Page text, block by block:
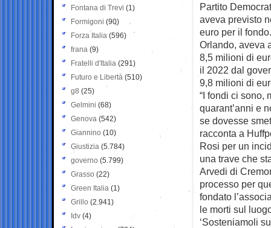
Partito
aveva previsto
euro per il
Orlando, aveva
8,5 milioni di
il 2022 dal
9,8 milioni di
“I fondi ci sono,
quarant’anni e
se dovesse
racconta a
Rosi per un
una trave che
Arvedi di
processo per
fondato
le morti sul
‘Sosteniamoli
Fontana di Trevi (1)
Formigoni (90)
Forza Italia (596)
frana (9)
Fratelli d'Italia (291)
Futuro e Libertà (510)
g8 (25)
Gelmini (68)
Genova (542)
Giannino (10)
Giustizia (5.784)
governo (5.799)
Grasso (22)
Green Italia (1)
Grillo (2.941)
Idv (4)